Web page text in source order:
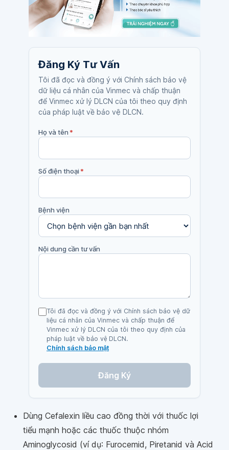
Đăng Ký Tư Vấn
Tôi đã đọc và đồng ý với Chính sách bảo vệ
dữ liệu cá nhân của Vinmec và chấp thuận
để Vinmec xử lý DLCN của tôi theo quy định
của pháp luật về bảo vệ DLCN.
Họ và tên*
Số điện thoại*
Bệnh viện
Nội dung cần tư vấn
Tôi đã đọc và đồng ý với Chính sách bảo vệ dữ
liệu cá nhân của Vinmec và chấp thuận để
Vinmec xử lý DLCN của tôi theo quy định của
pháp luật về bảo vệ DLCN.
Chính sách bảo mật
Đăng Ký
Dùng Cefalexin liều cao đồng thời với thuốc lợi
tiểu mạnh hoặc các thuốc thuộc nhóm
Aminoglycosid (ví dụ: Furocemid, Piretanid và Acid